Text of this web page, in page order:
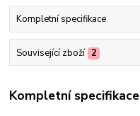
Kompletní specifikace
Související zboží 2
Kompletní specifikace